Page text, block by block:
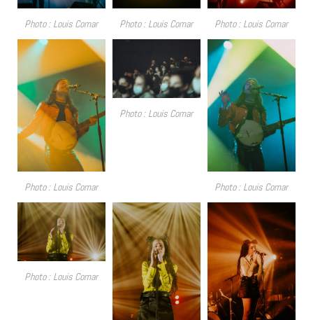
Photo : Louis Comar Photo : Louis Comar Photo : Louis Comar
Photo : Louis Comar
Photo : Louis Comar
Photo : Louis Comar
Photo : Louis Comar